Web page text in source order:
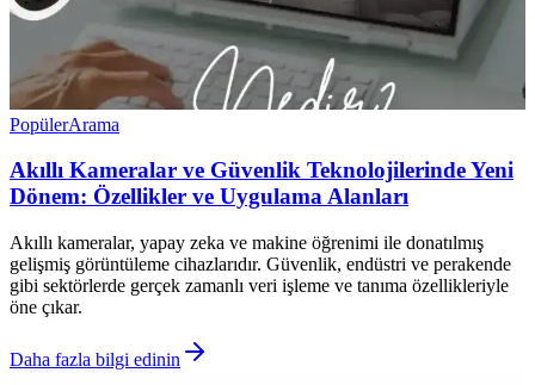
PopülerArama
Akıllı Kameralar ve Güvenlik Teknolojilerinde Yeni
Dönem: Özellikler ve Uygulama Alanları
Akıllı kameralar, yapay zeka ve makine öğrenimi ile donatılmış
gelişmiş görüntüleme cihazlarıdır. Güvenlik, endüstri ve perakende
gibi sektörlerde gerçek zamanlı veri işleme ve tanıma özellikleriyle
öne çıkar.
Daha fazla bilgi edinin